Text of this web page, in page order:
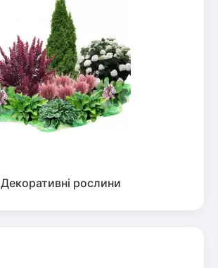
Декоративні рослини